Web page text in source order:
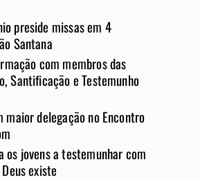
preside missas em 4
Santana
com membros das
Santificação e Testemunho
maior delegação no Encontro
os jovens a testemunhar com
existe